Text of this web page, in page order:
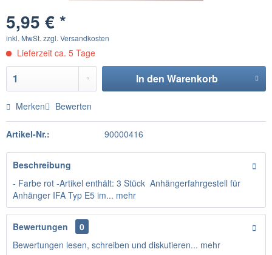
5,95 € *
inkl. MwSt. zzgl. Versandkosten
Lieferzeit ca. 5 Tage
In den Warenkorb
Merken Bewerten
Artikel-Nr.: 90000416
Beschreibung
- Farbe rot -Artikel enthält: 3 Stück Anhängerfahrgestell für
Anhänger IFA Typ E5 im... mehr
Bewertungen
0
Bewertungen lesen, schreiben und diskutieren... mehr